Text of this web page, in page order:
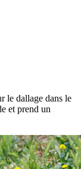
le dallage dans le
et prend un